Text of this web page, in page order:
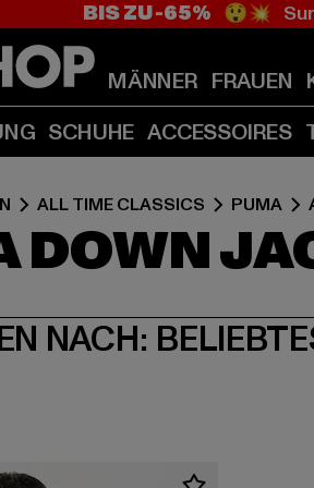
BIS ZU -65% 😲💥
MÄNNER FRAUEN
SCHUHE ACCESSOIRES
ALL TIME CLASSICS PUMA
DOWN
NACH: